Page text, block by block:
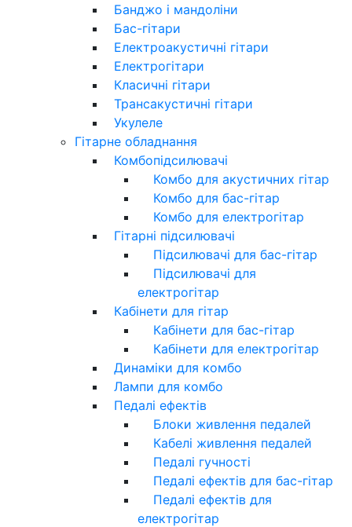
Банджо і мандоліни
Бас-гітари
Електроакустичні гітари
Електрогітари
Класичні гітари
Трансакустичні гітари
Укулеле
Гітарне обладнання
Комбопідсилювачі
Комбо для акустичних гітар
Комбо для бас-гітар
Комбо для електрогітар
Гітарні підсилювачі
Підсилювачі для бас-гітар
Підсилювачі для
електрогітар
Кабінети для гітар
Кабінети для бас-гітар
Кабінети для електрогітар
Динаміки для комбо
Лампи для комбо
Педалі ефектів
Блоки живлення педалей
Кабелі живлення педалей
Педалі гучності
Педалі ефектів для бас-гітар
Педалі ефектів для
електрогітар